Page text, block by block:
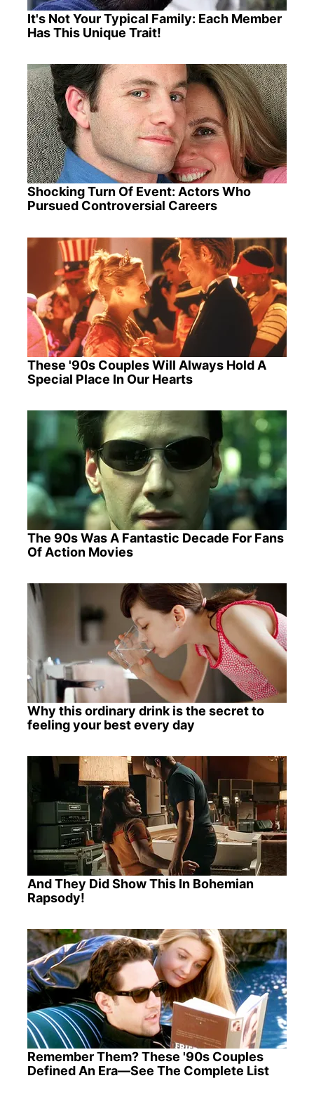
It's Not Your Typical Family: Each Member
Has This Unique Trait!
Shocking Turn Of Event: Actors Who
Pursued Controversial Careers
These '90s Couples Will Always Hold A
Special Place In Our Hearts
The 90s Was A Fantastic Decade For Fans
Of Action Movies
Why this ordinary drink is the secret to
feeling your best every day
And They Did Show This In Bohemian
Rapsody!
Remember Them? These '90s Couples
Defined An Era—See The Complete List